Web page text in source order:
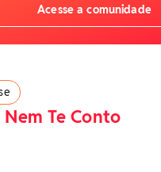
Acesse a comunidade
Nem Te Conto